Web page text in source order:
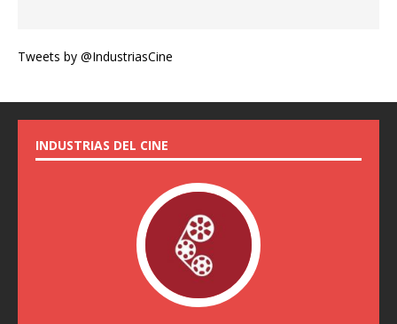
Tweets by @IndustriasCine
INDUSTRIAS DEL CINE